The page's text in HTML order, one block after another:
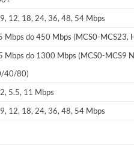
12, 18, 24, 36, 48, 54 Mbps
Mbps do 450 Mbps (MCS0-MCS23,
Mbps do 1300 Mbps (MCS0-MCS9
40/80)
5.5, 11 Mbps
12, 18, 24, 36, 48, 54 Mbps